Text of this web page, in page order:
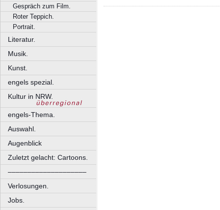
Gespräch zum Film.
Roter Teppich.
Portrait.
Literatur.
Musik.
Kunst.
engels spezial.
Kultur in NRW.
engels-Thema.
Auswahl.
Augenblick
Zuletzt gelacht: Cartoons.
––––––––––––––––––––
Verlosungen.
Jobs.